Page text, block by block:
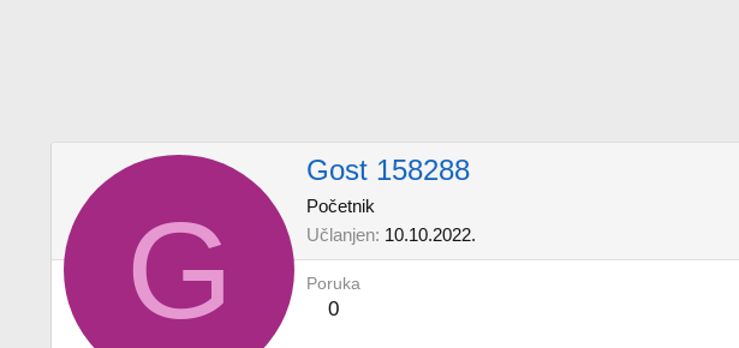
G
Gost 158288
Početnik
Učlanjen 10.10.2022.
Poruka
0